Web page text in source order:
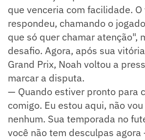
que venceria com facilidade.
respondeu, chamando o
que só quer chamar atenção",
desafio. Agora, após sua
Grand Prix, Noah voltou a
marcar a disputa.
— Quando estiver pronto para
comigo. Eu estou aqui, não
nenhum. Sua temporada no
você não tem desculpas